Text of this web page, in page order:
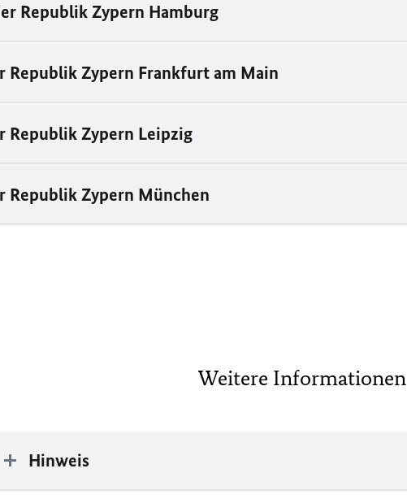
Republik Zypern Hamburg
Republik Zypern Frankfurt am Main
Republik Zypern Leipzig
Republik Zypern München
Weitere Informationen
Hinweis